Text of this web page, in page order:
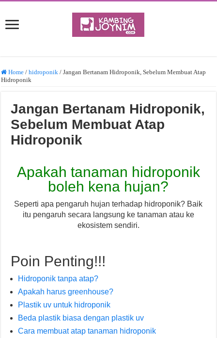
Home / hidroponik / Jangan Bertanam Hidroponik, Sebelum Membuat Atap
Hidroponik
Jangan Bertanam Hidroponik,
Sebelum Membuat Atap
Hidroponik
Apakah tanaman hidroponik
boleh kena hujan?
Seperti apa pengaruh hujan terhadap hidroponik? Baik
itu pengaruh secara langsung ke tanaman atau ke
ekosistem sendiri.
Poin Penting!!!
Hidroponik tanpa atap?
Apakah harus greenhouse?
Plastik uv untuk hidroponik
Beda plastik biasa dengan plastik uv
Cara membuat atap tanaman hidroponik